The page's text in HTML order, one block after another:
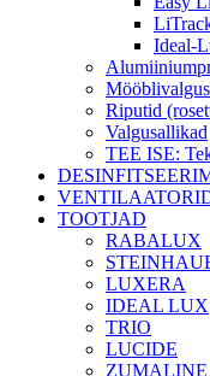
Ideal-
Riputid
Valgusallikad
TEE ISE:
TOOTJAD
RABALUX
LUXERA
IDEAL LUX
TRIO
LUCIDE
ZUMALINE